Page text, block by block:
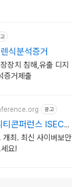
식분석증거
장치 침해,유출 디지
증거제출
광고
콘퍼런스 ISEC
최. 최신 사이버보안
요!